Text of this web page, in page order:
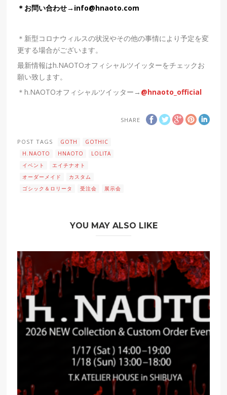
＊お問い合わせ→ info@hnaoto.com
＊新型コロナウィルスの状況やその他の事情により予定を変
更する場合がございます。
最新情報はh.NAOTOオフィシャルツイッターをチェックお
願い致します。
＊h.NAOTOオフィシャルツイッター→ @hnaoto_official
SHARE
POST TAGS GOTH
GOTHIC
H.NAOTO
HNAOTO
LOLITA
イベント
エイチナオト
オーダーメイド
カスタム
ゴシック＆ロリータ
受注会 展示会
YOU MAY ALSO LIKE